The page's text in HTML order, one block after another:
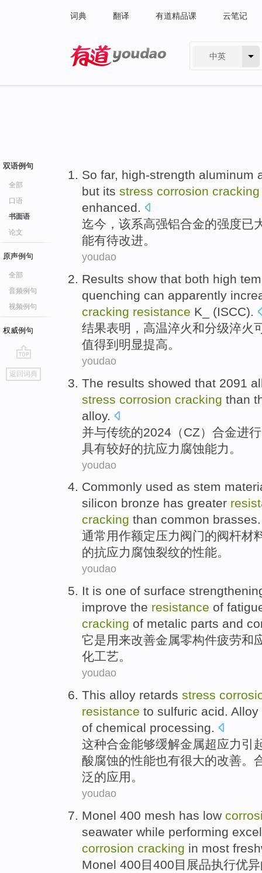
词典 翻译 有道精品课 云笔记
中英
双语例句
全部
口语
书面语
论文
原声例句
全部
音频例句
视频例句
权威例句
go
top
返回词典
So far, high-strength aluminum
but its stress corrosion cracking
enhanced.
迄今 ，该系高强铝合金的强度已
能有待改进。
youdao
Results show that both high
quenching can apparently
cracking resistance K_ (ISCC).
结果表明 ， 高温淬火和分级淬火
值得到明显提高。
youdao
The results showed that 2091
stress corrosion cracking than
alloy.
并与传统的2024（CZ） 合金进
具有较好的抗应力 腐蚀能力。
youdao
Commonly used as stem
silicon bronze has greater
cracking than common brasses.
通常 用作额定压力阀门的阀杆材
的抗应力 腐蚀裂纹的性能。
youdao
It is one of surface
improve the resistance of
cracking of metalic parts and
它是用来改善金属零构件疲劳和
化工艺。
youdao
This alloy retards stress
resistance to sulfuric acid. Alloy
of chemical processing.
这种合金能够缓解金属超应力引
酸腐蚀的性能也有很大的改善。
泛的应用 。
youdao
Monel 400 mesh has low
seawater while performing
corrosion cracking in most
Monel 400目400目展品执行优